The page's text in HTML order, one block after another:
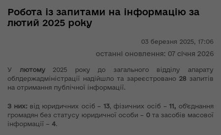
03 березня 2025, 17:06
останні оновлення: 07 січня 2026
Робота із запитами на інформацію за
лютий 2025 року
У лютому2025 року до загального відділу апарату
облдержадміністрації надійшло та зареєстровано 28 запитів
на отримання публічної інформації.
З них: від юридичних осіб – 13, фізичних осіб –11, об’єднання
громадян без статусу юридичної особи – 0 та засобів масової
інформації – 4.